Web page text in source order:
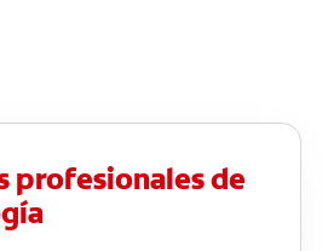
profesionales de